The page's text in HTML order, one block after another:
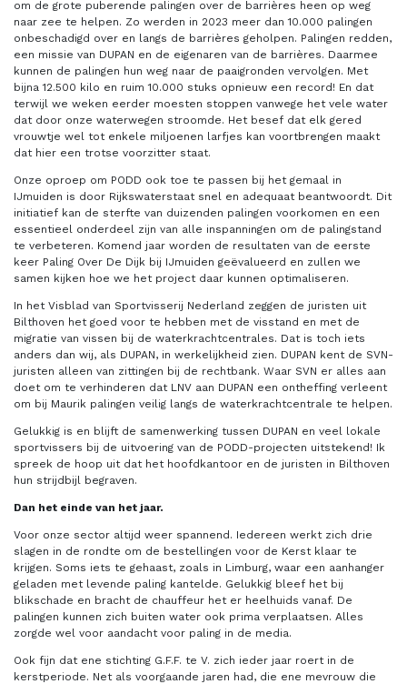
om de grote puberende palingen over de barrières heen op weg
naar zee te helpen. Zo werden in 2023 meer dan 10.000 palingen
onbeschadigd over en langs de barrières geholpen. Palingen redden,
een missie van DUPAN en de eigenaren van de barrières. Daarmee
kunnen de palingen hun weg naar de paaigronden vervolgen. Met
bijna 12.500 kilo en ruim 10.000 stuks opnieuw een record! En dat
terwijl we weken eerder moesten stoppen vanwege het vele water
dat door onze waterwegen stroomde. Het besef dat elk gered
vrouwtje wel tot enkele miljoenen larfjes kan voortbrengen maakt
dat hier een trotse voorzitter staat.
Onze oproep om PODD ook toe te passen bij het gemaal in
IJmuiden is door Rijkswaterstaat snel en adequaat beantwoordt. Dit
initiatief kan de sterfte van duizenden palingen voorkomen en een
essentieel onderdeel zijn van alle inspanningen om de palingstand
te verbeteren. Komend jaar worden de resultaten van de eerste
keer Paling Over De Dijk bij IJmuiden geëvalueerd en zullen we
samen kijken hoe we het project daar kunnen optimaliseren.
In het Visblad van Sportvisserij Nederland zeggen de juristen uit
Bilthoven het goed voor te hebben met de visstand en met de
migratie van vissen bij de waterkrachtcentrales. Dat is toch iets
anders dan wij, als DUPAN, in werkelijkheid zien. DUPAN kent de SVN-
juristen alleen van zittingen bij de rechtbank. Waar SVN er alles aan
doet om te verhinderen dat LNV aan DUPAN een ontheffing verleent
om bij Maurik palingen veilig langs de waterkrachtcentrale te helpen.
Gelukkig is en blijft de samenwerking tussen DUPAN en veel lokale
sportvissers bij de uitvoering van de PODD-projecten uitstekend! Ik
spreek de hoop uit dat het hoofdkantoor en de juristen in Bilthoven
hun strijdbijl begraven.
Dan het einde van het jaar.
Voor onze sector altijd weer spannend. Iedereen werkt zich drie
slagen in de rondte om de bestellingen voor de Kerst klaar te
krijgen. Soms iets te gehaast, zoals in Limburg, waar een aanhanger
geladen met levende paling kantelde. Gelukkig bleef het bij
blikschade en bracht de chauffeur het er heelhuids vanaf. De
palingen kunnen zich buiten water ook prima verplaatsen. Alles
zorgde wel voor aandacht voor paling in de media.
Ook fijn dat ene stichting G.F.F. te V. zich ieder jaar roert in de
kerstperiode. Net als voorgaande jaren had, die ene mevrouw die